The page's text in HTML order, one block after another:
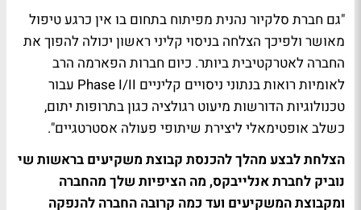
"גם חברת סלקיור נהנית מפיתוח בתחום בו אין כרגע טיפול
מאושר ולפיכך הצלחה בניסוי קליני ראשון יכולה להפוך את
החברה לאטרקטיבית ביותר. כיום חברות הפארמה הרב
לאומיות רואות בנתוני ניסויים קליניים Phase I/II עבור
טכנולוגיות הדורשות מיעוט רגולציה כגון בתרופות יתום,
כשלב אופטימאלי ליצירת שיתופי פעולה אסטרטגיים".
הצלחת לבצע מהלך להכנסת קבוצת משקיעים בראשות שי
נוביק לחברת אנלייבקס, מה הציפיות שלך מהחברה
ומקבוצת המשקיעים ועד כמה קרובה החברה להנפקה